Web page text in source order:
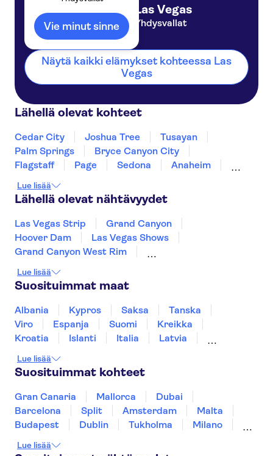
Vie minut sinne
Las Vegas
Yhdysvallat
Näytä kaikki elämykset kohteessa Las
Vegas
Lähellä olevat kohteet
Cedar City Joshua Tree
Tusayan
Palm Springs
Bryce Canyon City
Flagstaff
Page Sedona
Anaheim
Fresno
Yosemite
Lue lisää
Lähellä olevat nähtävyydet
Las Vegas Strip
Grand Canyon
Hoover Dam
Las Vegas Shows
Grand Canyon West Rim
Vapaudenpatsas
French Quarter
SUMMIT One Vanderbilt
9-11-muistomerkki ja -museo
One World Observatory
Central Park
Niagaran putoukset
Kennedy Space Center
Lue lisää
Suosituimmat maat
Albania Kypros Saksa
Tanska
Viro
Espanja Suomi
Kreikka
Kroatia
Islanti Italia
Latvia
Portugali
Ruotsi Singapore
Turkki
Lue lisää
Suosituimmat kohteet
Gran Canaria Mallorca
Dubai
Barcelona
Split Amsterdam
Malta
Budapest
Dublin Tukholma
Milano
Rovaniemi
Los Angeles
Tallinna
Lue lisää